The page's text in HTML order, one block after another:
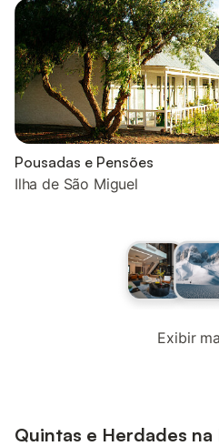
Pousadas e Pensões
Ilha de São Miguel
Exibir
Quintas e Herdades na